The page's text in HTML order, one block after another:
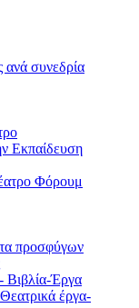
ανά συνεδρία
Εκπαίδευση
Φόρουμ
προσφύγων
Βιβλία-Έργα
έργα-